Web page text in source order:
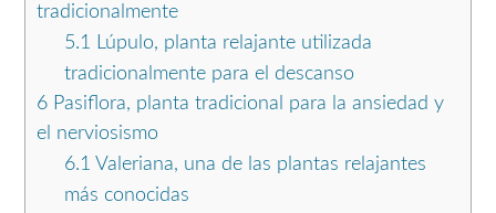
tradicionalmente
5.1 Lúpulo, planta relajante utilizada
tradicionalmente para el descanso
6 Pasiflora, planta tradicional para la ansiedad y
el nerviosismo
6.1 Valeriana, una de las plantas relajantes
más conocidas